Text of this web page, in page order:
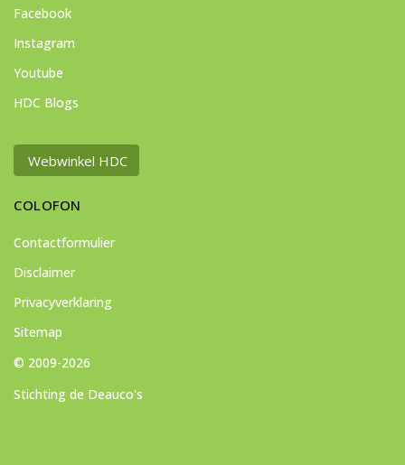
Facebook
Instagram
Youtube
HDC Blogs
Webwinkel HDC
COLOFON
Contactformulier
Disclaimer
Privacyverklaring
Sitemap
© 2009-2026
Stichting de Deauco's